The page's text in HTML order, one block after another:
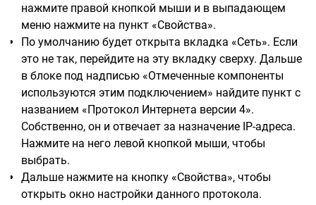
нажмите правой кнопкой мыши и в выпадающем
меню нажмите на пункт «Свойства».
По умолчанию будет открыта вкладка «Сеть». Если
это не так, перейдите на эту вкладку сверху. Дальше
в блоке под надписью «Отмеченные компоненты
используются этим подключением» найдите пункт с
названием «Протокол Интернета версии 4».
Собственно, он и отвечает за назначение IP-адреса.
Нажмите на него левой кнопкой мыши, чтобы
выбрать.
Дальше нажмите на кнопку «Свойства», чтобы
открыть окно настройки данного протокола.